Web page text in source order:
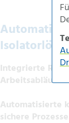
Integrierte
Arbeitsabläufe
Automatisierte
sichere